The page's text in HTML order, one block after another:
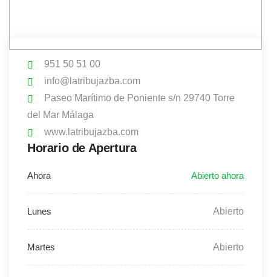
951 50 51 00
info@latribujazba.com
Paseo Marítimo de Poniente s/n 29740 Torre
del Mar Málaga
www.latribujazba.com
Horario de Apertura
Abierto
Abierto